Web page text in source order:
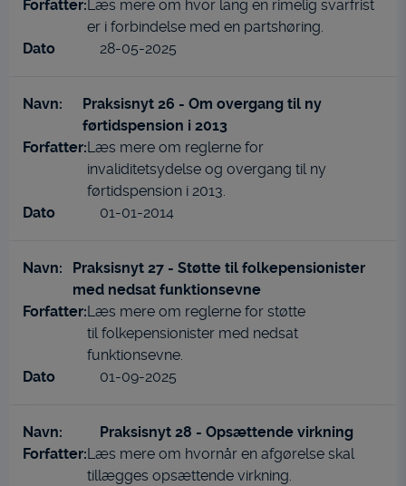
Læs mere om hvor lang en rimelig svarfrist
er i forbindelse med en partshøring.
28-05-2025
Praksisnyt 26 - Om overgang til ny
førtidspension i 2013
Læs mere om reglerne for
invaliditetsydelse og overgang til ny
førtidspension i 2013.
01-01-2014
Praksisnyt 27 - Støtte til folkepensionister
med nedsat funktionsevne
Læs mere om reglerne for støtte
til folkepensionister med nedsat
funktionsevne.
01-09-2025
Praksisnyt 28 - Opsættende virkning
Læs mere om hvornår en afgørelse skal
tillægges opsættende virkning.
Personaliserings-cookies (tracking-cookies)
indsamler brugerens digitale fodspor på tværs af
flere hjemmesider og registrerer, hvad brugeren
vise indhold, som kan være interessant for den
enkelte bruger.
Markedsføring
Markedsførings-cookies (tracking-cookies)
indsamler brugerens digitale fodspor på tværs af
personrettede annoncer, når denne færdes på
internettet.